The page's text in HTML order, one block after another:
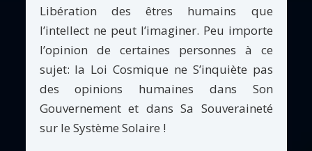
Libération des êtres humains que
l’intellect ne peut l’imaginer. Peu importe
l’opinion de certaines personnes à ce
sujet: la Loi Cosmique ne S’inquiète pas
des opinions humaines dans Son
Gouvernement et dans Sa Souveraineté
sur le Système Solaire !